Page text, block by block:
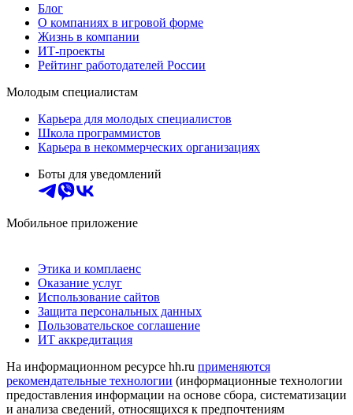
Блог
О компаниях в игровой форме
Жизнь в компании
ИТ-проекты
Рейтинг работодателей России
Молодым специалистам
Карьера для молодых специалистов
Школа программистов
Карьера в некоммерческих организациях
Боты для уведомлений
Мобильное приложение
Этика и комплаенс
Оказание услуг
Использование сайтов
Защита персональных данных
Пользовательское соглашение
ИТ аккредитация
На информационном ресурсе hh.ru применяются
рекомендательные технологии (информационные технологии
предоставления информации на основе сбора, систематизации
и анализа сведений, относящихся к предпочтениям